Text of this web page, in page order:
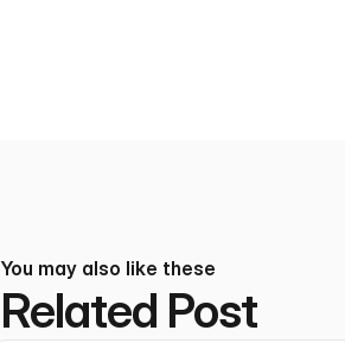
You may also like these
Related Post